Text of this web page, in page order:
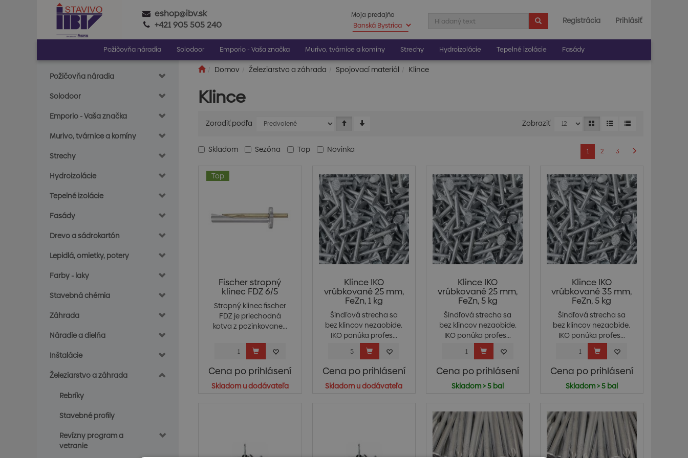
eshop@ibv.sk
+421 905 505 240
Registrácia Prihlásiť
Moja predajňa
Požičovňa náradia Solodoor Emporio - Vaša značka Murivo, tvárnice a komíny Strechy Hydroizolácie Tepelné izolácie Fasády
Požičovňa náradia
Solodoor
Emporio - Vaša značka
Murivo, tvárnice a komíny
Strechy
Hydroizolácie
Tepelné izolácie
Fasády
Drevo a sádrokartón
Lepidlá, omietky, potery
Farby - laky
Stavebná chémia
Záhrada
Náradie a dielňa
Inštalácie
Železiarstvo a záhrada
Rebríky
Stavebné profily
Revízny program a
vetranie
Domov Železiarstvo a záhrada Spojovací materiál Klince
Klince
Zoradiť podľa Zobraziť
Skladom Sezóna Top Novinka 1 2 3
Top
Fischer stropný
klinec FDZ 6/5
Stropný klinec fischer
FDZ je priechodná
kotva z pozinkovane...
Cena po prihlásení
Skladom u dodávateľa
Klince IKO
vrúbkované 25 mm,
FeZn, 1 kg
Šindľová strecha sa
bez klincov nezaobide.
IKO ponúka profes...
Cena po prihlásení
Skladom u dodávateľa
Klince IKO
vrúbkované 25 mm,
FeZn, 5 kg
Šindľová strecha sa
bez klincov nezaobide.
IKO ponúka profes...
Cena po prihlásení
Skladom > 5 bal
Klince IKO
vrúbkované 35 mm,
FeZn, 5 kg
Šindľová strecha sa
bez klincov nezaobide.
IKO ponúka profes...
Cena po prihlásení
Skladom > 5 bal